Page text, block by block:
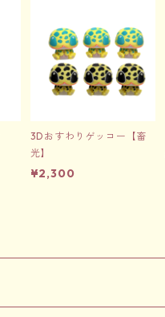
3Dおすわりゲッコー【畜
光】
¥2,300